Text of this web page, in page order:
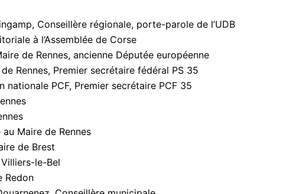
Conseillère régionale, porte-parole de l’UDB
à l’Assemblée de Corse
de Rennes, ancienne Députée européenne
Rennes, Premier secrétaire fédéral PS 35
PCF, Premier secrétaire PCF 35
Maire de Rennes
de Brest
le-Bel
Redon